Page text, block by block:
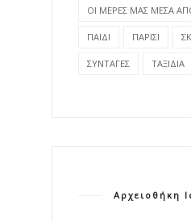
ΟΙ ΜΕΡΕΣ ΜΑΣ ΜΕΣΑ
ΠΑΙΔΙ ΠΑΡΙΣΙ
ΣΥΝΤΑΓΕΣ ΤΑΞΙΔΙΑ
Αρχειοθήκη